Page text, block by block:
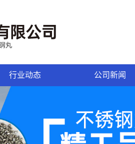
行业动态 公司新闻